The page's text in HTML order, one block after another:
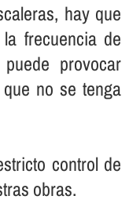
hay que
frecuencia de
provocar
no se tenga
control de
obras.